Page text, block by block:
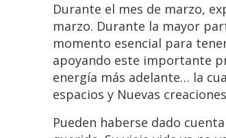
Durante el mes de marzo,
marzo. Durante la mayor
momento esencial para
apoyando este importante
energía más adelante… la
espacios y Nuevas
Pueden haberse dado